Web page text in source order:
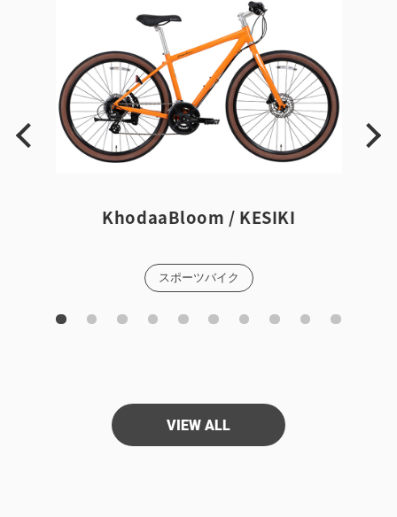
KhodaaBloom / KESIKI
スポーツバイク
VIEW ALL